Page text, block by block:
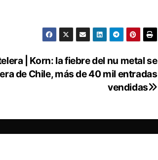
| Korn: la fiebre del nu metal se
de Chile, más de 40 mil entradas
vendidas